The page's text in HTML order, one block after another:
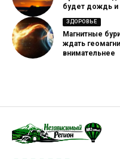
будет дождь и
ЗДОРОВЬЕ
Магнитные
ждать
внимательнее